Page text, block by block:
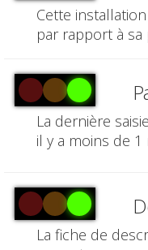
Cette
par rapport à sa
La dernière
il y a moins de 1
La fiche de